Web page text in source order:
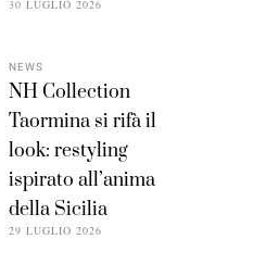
30 LUGLIO 2026
NEWS
NH Collection
Taormina si rifà il
look: restyling
ispirato all’anima
della Sicilia
29 LUGLIO 2026